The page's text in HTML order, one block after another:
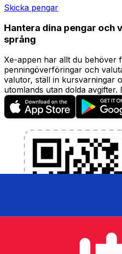
Skicka pengar
Hantera dina pengar och
språng
Xe-appen har allt du behöver
penningöverföringar och
valutor, ställ in kursvarningar
utomlands utan dolda avgifter.